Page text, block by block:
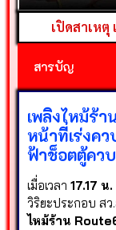
เปิดสาเหตุ
สารบัญ
เพลิงไหม้ร้า
หน้าที่เร่งค
ฟ้าช็อตตู้คว
เมื่อเวลา 17.17
วิริยะประกอบ ส
ไหม้ร้าน